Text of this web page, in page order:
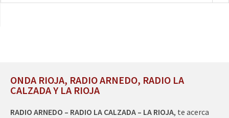
ONDA RIOJA, RADIO ARNEDO, RADIO LA
CALZADA Y LA RIOJA
RADIO ARNEDO – RADIO LA CALZADA – LA RIOJA, te acerca